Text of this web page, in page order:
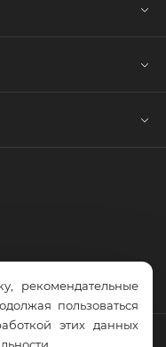
рекомендательные
пользоваться
этих данных